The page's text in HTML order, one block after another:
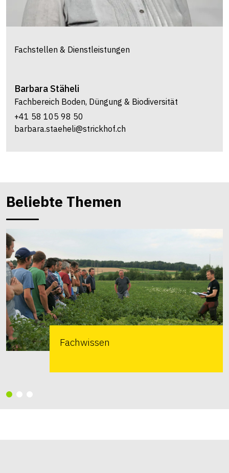
Fachstellen & Dienstleistungen
Barbara Stäheli
Fachbereich Boden, Düngung & Biodiversität
+41 58 105 98 50
barbara.staeheli@strickhof.ch
Beliebte Themen
Fachwissen